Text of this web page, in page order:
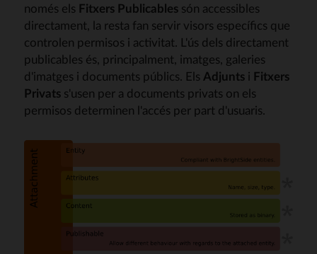
només els Fitxers Publicables són accessibles
directament, la resta fan servir visors específics que
controlen permisos i activitat. L'ús dels directament
publicables és, principalment, imatges, galeries
d'imatges i documents públics. Els Adjunts i Fitxers
Privats s'usen per a documents privats on els
permisos determinen l'accés per part d'usuaris.